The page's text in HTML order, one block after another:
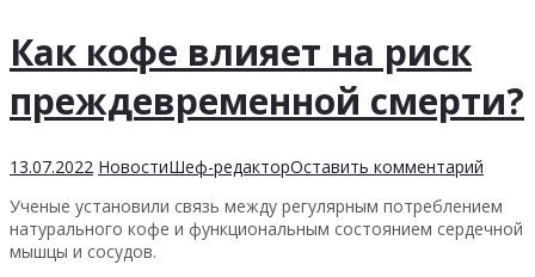
Как кофе влияет на риск
преждевременной смерти?
13.07.2022 НовостиШеф-редакторОставить комментарий
Ученые установили связь между регулярным потреблением
натурального кофе и функциональным состоянием сердечной
мышцы и сосудов.